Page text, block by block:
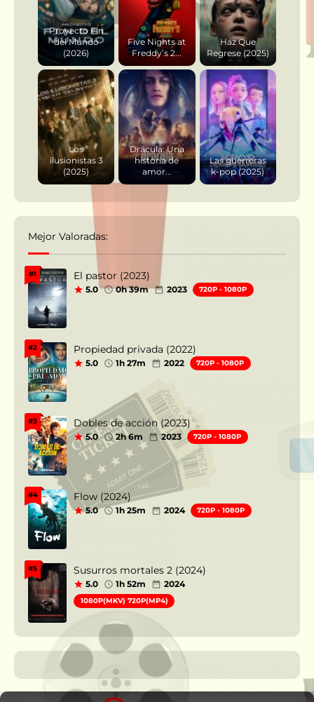
Proyecto Fin
del Mundo
(2026)
Five Nights at
Freddy’s 2...
Haz Que
Regrese (2025)
Los
ilusionistas 3
(2025)
Drácula: Una
historia de
amor...
Las guerreras
k-pop (2025)
Mejor Valoradas:
#1 El pastor (2023)
5.0 0h 39m 2023 720P - 1080P
#2 Propiedad privada (2022)
5.0 1h 27m 2022 720P - 1080P
#3 Dobles de acción (2023)
5.0 2h 6m 2023 720P - 1080P
#4 Flow (2024)
5.0 1h 25m 2024 720P - 1080P
#5 Susurros mortales 2 (2024)
5.0 1h 52m 2024
1080P(MKV) 720P(MP4)